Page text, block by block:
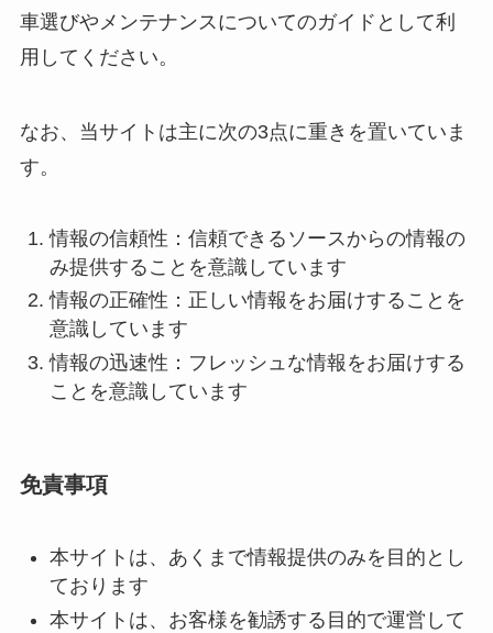
車選びやメンテナンスについてのガイドとして利
用してください。
なお、当サイトは主に次の3点に重きを置いていま
す。
情報の信頼性：信頼できるソースからの情報の
み提供することを意識しています
情報の正確性：正しい情報をお届けすることを
意識しています
情報の迅速性：フレッシュな情報をお届けする
ことを意識しています
免責事項
本サイトは、あくまで情報提供のみを目的とし
ております
本サイトは、お客様を勧誘する目的で運営して